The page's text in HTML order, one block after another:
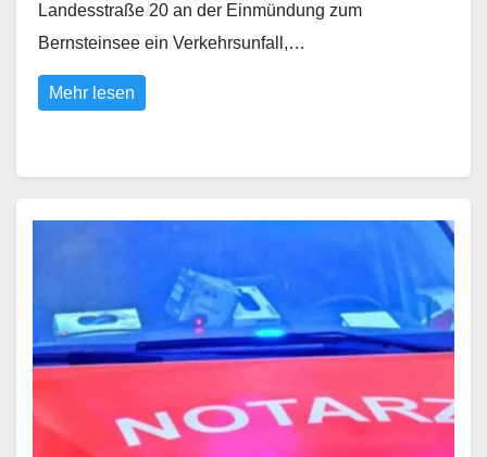
Landesstraße 20 an der Einmündung zum
Bernsteinsee ein Verkehrsunfall,…
Mehr lesen